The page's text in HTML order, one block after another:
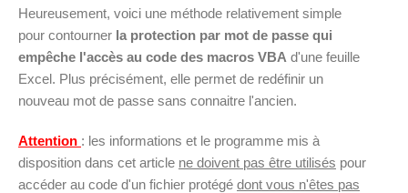
Heureusement, voici une méthode relativement simple
pour contourner la protection par mot de passe qui
empêche l'accès au code des macros VBA d'une feuille
Excel. Plus précisément, elle permet de redéfinir un
nouveau mot de passe sans connaitre l'ancien.
Attention : les informations et le programme mis à
disposition dans cet article ne doivent pas être utilisés pour
accéder au code d'un fichier protégé dont vous n'êtes pas